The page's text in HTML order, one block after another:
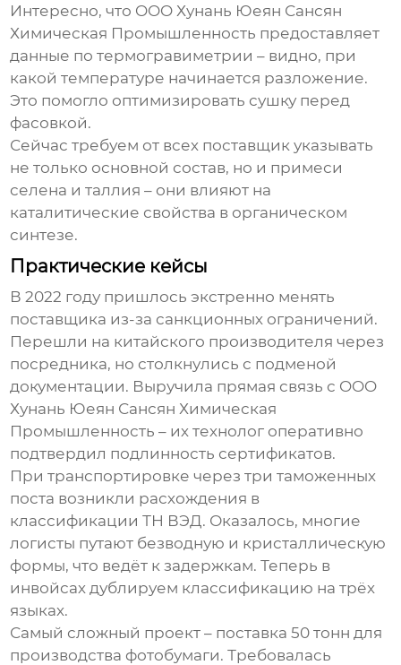
Интересно, что OOO Хунань Юеян Сансян
Химическая Промышленность предоставляет
данные по термогравиметрии – видно, при
какой температуре начинается разложение.
Это помогло оптимизировать сушку перед
фасовкой.
Сейчас требуем от всех поставщик указывать
не только основной состав, но и примеси
селена и таллия – они влияют на
каталитические свойства в органическом
синтезе.
Практические кейсы
В 2022 году пришлось экстренно менять
поставщика из-за санкционных ограничений.
Перешли на китайского производителя через
посредника, но столкнулись с подменой
документации. Выручила прямая связь с OOO
Хунань Юеян Сансян Химическая
Промышленность – их технолог оперативно
подтвердил подлинность сертификатов.
При транспортировке через три таможенных
поста возникли расхождения в
классификации ТН ВЭД. Оказалось, многие
логисты путают безводную и кристаллическую
формы, что ведёт к задержкам. Теперь в
инвойсах дублируем классификацию на трёх
языках.
Самый сложный проект – поставка 50 тонн для
производства фотобумаги. Требовалась